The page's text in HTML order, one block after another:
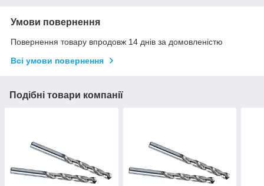
Умови повернення
Повернення товару впродовж 14 днів за домовленістю
Всі умови повернення
Подібні товари компанії